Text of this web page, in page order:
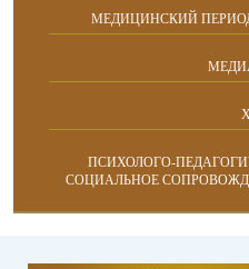
МЕДИЦИНСКИЙ
ПСИХОЛОГО-
СОЦИАЛЬНОЕ